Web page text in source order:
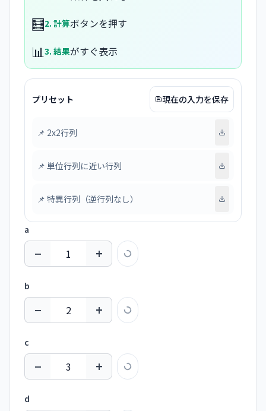
🧮2. 計算ボタンを押す
📊3. 結果がすぐ表示
プリセット 現在の入力を保存
📌 2x2行列
📌 単位行列に近い行列
📌 特異行列（逆行列なし）
a
− +
b
− +
c
− +
d